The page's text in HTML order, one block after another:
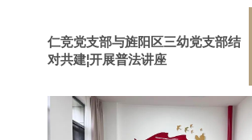
仁竞党支部与旌阳区三幼党支部结
对共建¦开展普法讲座